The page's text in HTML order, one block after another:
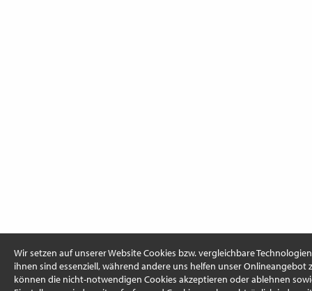
Wir setzen auf unserer Website Cookies bzw. vergleichbare
ihnen sind essenziell, während andere uns helfen unser Onlineangebot
können die nicht-notwendigen Cookies akzeptieren oder ablehnen